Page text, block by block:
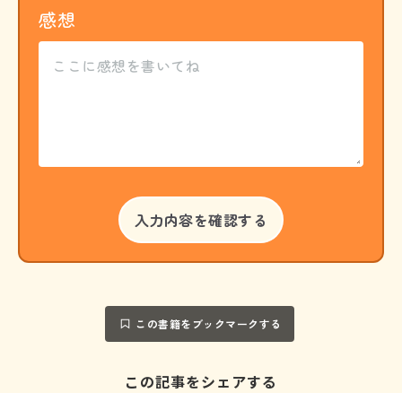
感想
この書籍をブックマークする
この記事をシェアする